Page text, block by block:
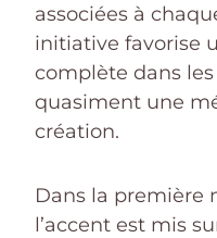
associées à
initiative favorise
complète dans
quasiment une
création.
Dans la première
l’accent est mis